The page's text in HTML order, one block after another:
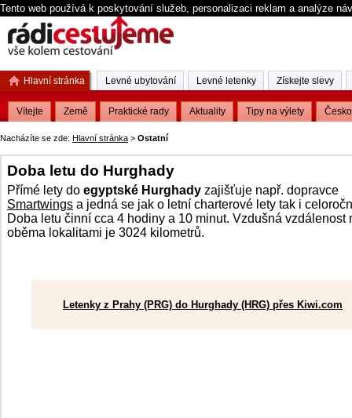
Tento web používá k poskytování služeb, personalizaci reklam a analýze
Nacházíte se zde: Hlavní stránka > Ostatní
Doba letu do Hurghady
Přímé lety do egyptské Hurghady zajišťuje např. dopravce
Smartwings a jedná se jak o letní charterové lety tak i
Doba letu činní cca 4 hodiny a 10 minut. Vzdušná vzdálenost
oběma lokalitami je 3024 kilometrů.
Letenky z Prahy (PRG) do Hurghady (HRG) přes Kiwi.com
Hlavní stránka
Vítejte Země Praktické rady Aktuality Tipy na výlety Česko
Levné ubytování Levné letenky Získejte slevy